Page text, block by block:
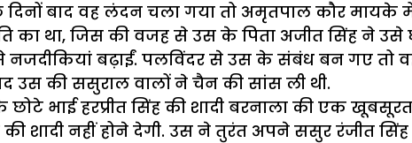
बाद वह लंदन चला गया तो अमृतपाल कौर
का था, जिस की वजह से उस के पिता अजीत सिंह ने
बढ़ाईं. पलविंदर से उस के संबंध बन गए तो
उस की ससुराल वालों ने चैन की सांस ली थी.
भाई हरप्रीत सिंह की शादी बरनाला की एक
शादी नहीं होने देगी. उस ने तुरंत अपने ससुर रंजीत